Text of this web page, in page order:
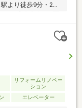
より徒歩9分・2面
・3方角住戸・2面
リフォームリノベー
ション
エレベーター